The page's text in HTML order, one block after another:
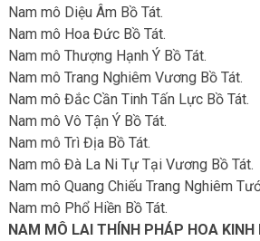
Nam mô Diệu Âm Bồ Tát.
Nam mô Hoa Đức Bồ Tát.
Nam mô Thượng Hạnh Ý Bồ Tát.
Nam mô Trang Nghiêm Vương Bồ Tát.
Nam mô Đắc Cần Tinh Tấn Lực Bồ Tát.
Nam mô Vô Tận Ý Bồ Tát.
Nam mô Trì Địa Bồ Tát.
Nam mô Đà La Ni Tự Tại Vương Bồ Tát.
Nam mô Quang Chiếu Trang Nghiêm
Nam mô Phổ Hiền Bồ Tát.
NAM MÔ LAI THÍNH PHÁP HOA KINH